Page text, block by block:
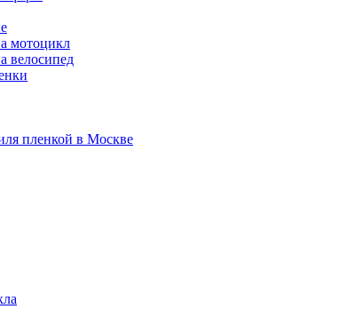
мотоцикл
велосипед
пленкой в Москве